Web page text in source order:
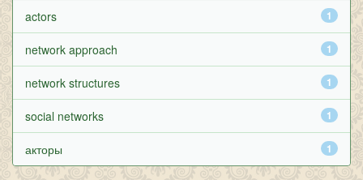
1
actors
1
network approach
1
network structures
1
social networks
1
акторы